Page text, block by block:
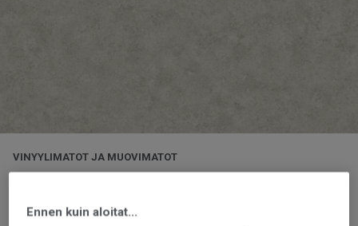
VINYYLIMATOT JA MUOVIMATOT
Iconik Texstyle | Catera Middle
Grey
Ennen kuin aloitat...